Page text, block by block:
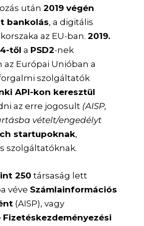
után2019 végén
bankolás, a digitális
az EU-ban.2019.
től a PSD2-nek
az Európai Unióban a
szolgáltatók
API-kon keresztül
az erre jogosult (AISP,
vételt/engedélyt
startupoknak,
szolgáltatóknak.
250 társaság lett
véve Számlainformációs
(AISP), vagy
Fizetéskezdeményezési